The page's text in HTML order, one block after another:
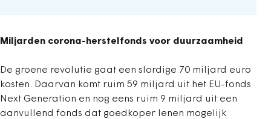
Miljarden corona-herstelfonds voor duurzaamheid
De groene revolutie gaat een slordige 70 miljard euro
kosten. Daarvan komt ruim 59 miljard uit het EU-fonds
Next Generation en nog eens ruim 9 miljard uit een
aanvullend fonds dat goedkoper lenen mogelijk